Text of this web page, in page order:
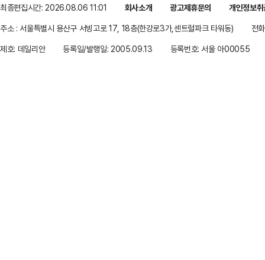
최종편집시간: 2026.08.06 11:01 회사소개 광고제휴문의
개인정보
주소 : 서울특별시 용산구 서빙고로 17, 18층(한강로3가,센트럴파크 타워동)
전
제호: 데일리안
등록일/발행일: 2005.09.13 등록번호: 서울 아00055